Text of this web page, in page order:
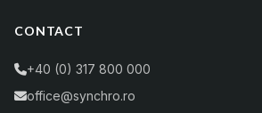
CONTACT
+40 (0) 317 800 000
office@synchro.ro